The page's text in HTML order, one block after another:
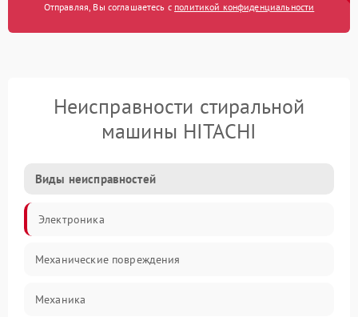
Отправляя, Вы соглашаетесь с политикой конфиденциальности
Неисправности стиральной
машины HITACHI
Виды неисправностей
Электроника
Механические повреждения
Механика